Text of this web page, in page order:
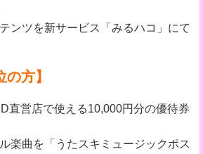
ンツを新サービス「みるハコ」にて
の方】
直営店で使える10,000円分の優待券
楽曲を「うたスキミュージックポス